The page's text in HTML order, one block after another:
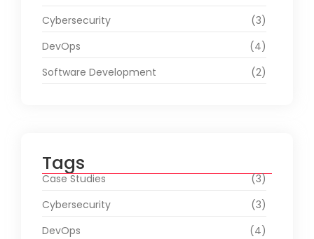
Cybersecurity
(3)
DevOps
(4)
Software Development
(2)
Tags
Case Studies
(3)
Cybersecurity
(3)
DevOps
(4)